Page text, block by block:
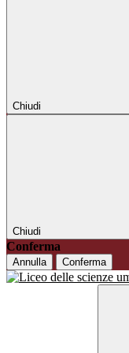
Chiudi
Chiudi
Conferma
Annulla Conferma